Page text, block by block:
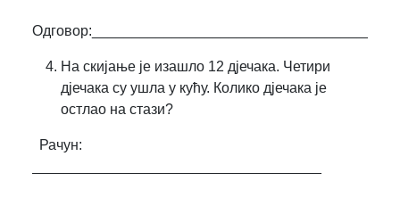
На скијање је изашло 12 дјечака. Четири
дјечака су ушла у кућу. Колико дјечака је
остлао на стази?
Рачун: